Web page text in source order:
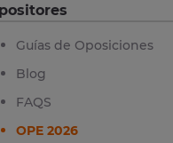
Guías de Oposiciones
Blog
FAQS
OPE 2026